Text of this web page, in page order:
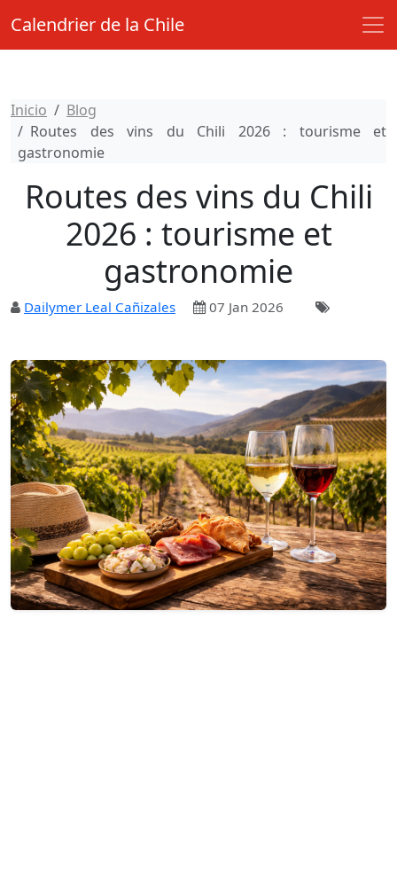
Calendrier de la Chile
Inicio
Blog
Routes des vins du Chili 2026 : tourisme et
gastronomie
Routes des vins du Chili
2026 : tourisme et
gastronomie
Dailymer Leal Cañizales 07 Jan 2026